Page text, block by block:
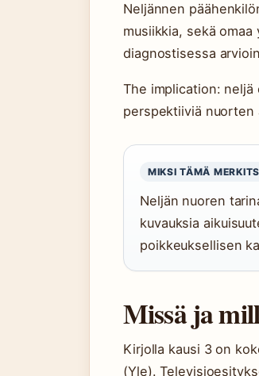
Neljännen
musiikkia, sekä
diagnostisessa
The implication: neljä
perspektiiviä nuorten
MIKSI TÄMÄ
Neljän nuoren
kuvauksia
poikkeuksellisen
Missä ja
Kirjolla kausi 3 on
(Yle).